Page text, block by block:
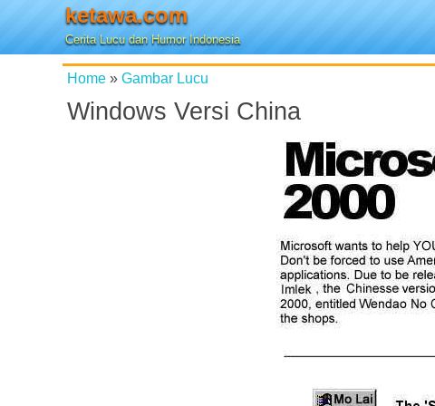
ketawa.com
Cerita Lucu dan Humor Indonesia
Home » Gambar Lucu
Windows Versi China